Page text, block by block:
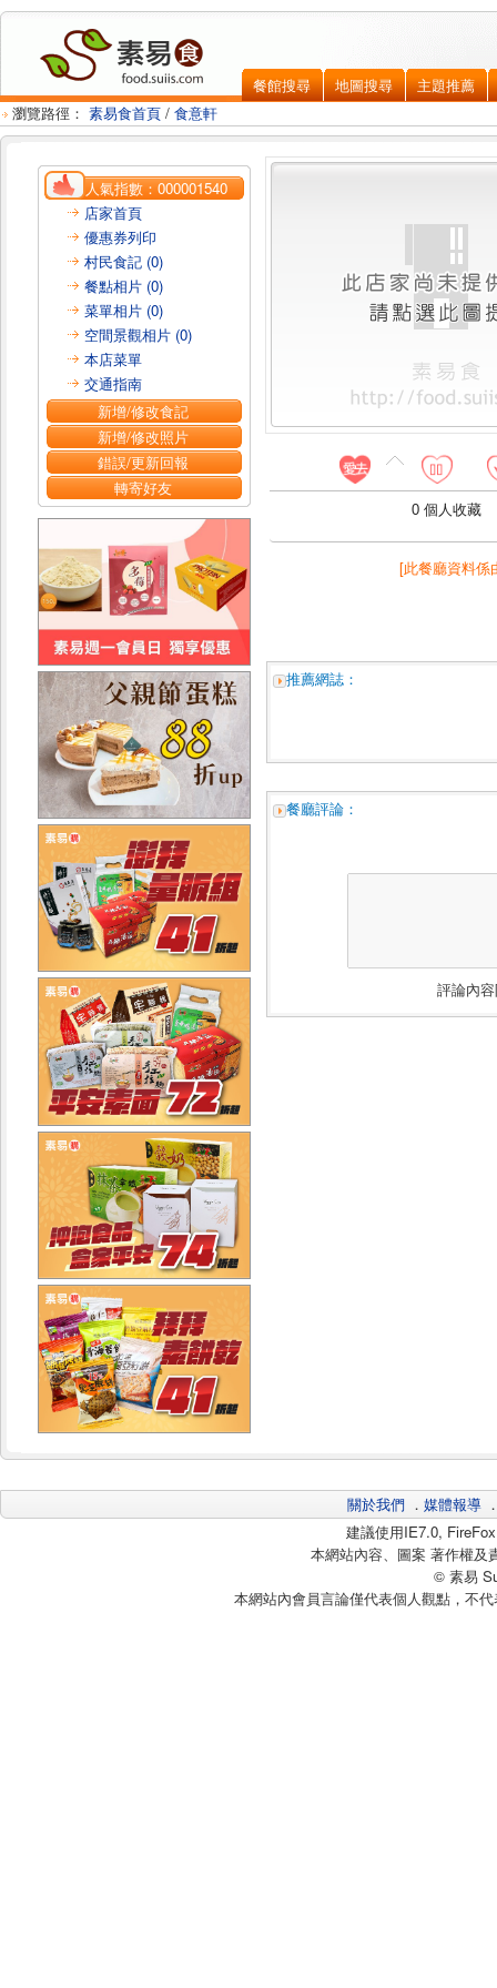
餐館搜尋 地圖搜尋
主題推薦
瀏覽路徑： 素易食首頁 / 食意軒
人氣指數：000001540
店家首頁
優惠券列印
村民食記 (0)
餐點相片 (0)
菜單相片 (0)
空間景觀相片 (0)
本店菜單
交通指南
新增/修改食記
新增/修改照片
錯誤/更新回報
轉寄好友
0 個人收藏
[此餐廳資料係
推薦網誌：
餐廳評論：
評論內
關於我們 ． 媒體報導
建議使用IE7.0,
本網站內容、圖案 著作權及
© 素易
本網站內會員言論僅代表個人觀點，不